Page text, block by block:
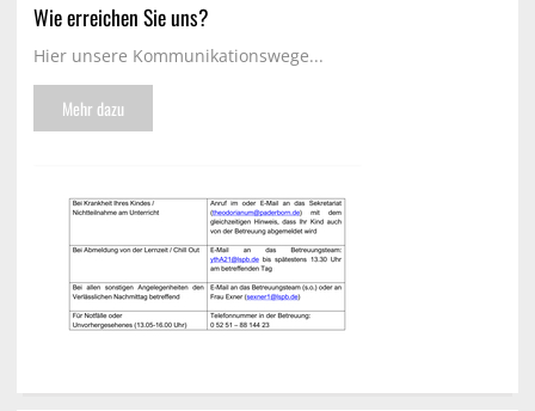
Wie erreichen Sie uns?
Hier unsere Kommunikationswege...
Mehr dazu